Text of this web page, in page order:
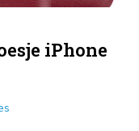
iPhone